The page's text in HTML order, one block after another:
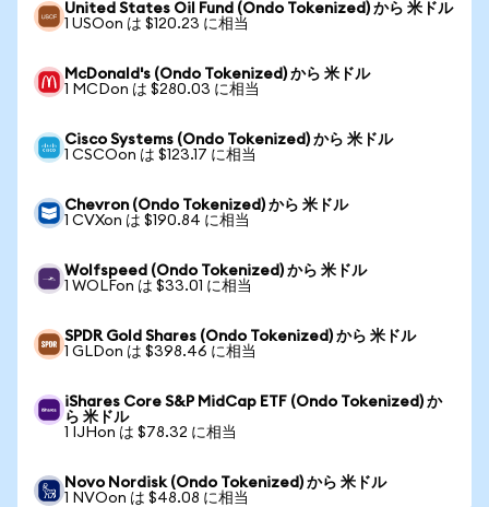
United States Oil Fund (Ondo Tokenized) から 米ドル
1 USOon は $120.23 に相当
McDonald's (Ondo Tokenized) から 米ドル
1 MCDon は $280.03 に相当
Cisco Systems (Ondo Tokenized) から 米ドル
1 CSCOon は $123.17 に相当
Chevron (Ondo Tokenized) から 米ドル
1 CVXon は $190.84 に相当
Wolfspeed (Ondo Tokenized) から 米ドル
1 WOLFon は $33.01 に相当
SPDR Gold Shares (Ondo Tokenized) から 米ドル
1 GLDon は $398.46 に相当
iShares Core S&P MidCap ETF (Ondo Tokenized) か
ら 米ドル
1 IJHon は $78.32 に相当
Novo Nordisk (Ondo Tokenized) から 米ドル
1 NVOon は $48.08 に相当